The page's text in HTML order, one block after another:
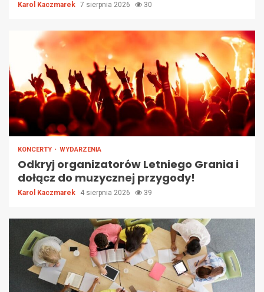
Karol Kaczmarek 7 sierpnia 2026 30
KONCERTY WYDARZENIA
Odkryj organizatorów Letniego Grania i
dołącz do muzycznej przygody!
Karol Kaczmarek 4 sierpnia 2026 39